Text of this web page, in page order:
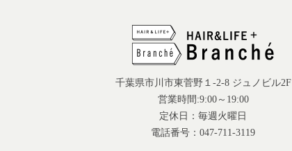
千葉県市川市東菅野１-2-8 ジュノビル2F
営業時間:9:00～19:00
定休日：毎週火曜日
電話番号：047-711-3119